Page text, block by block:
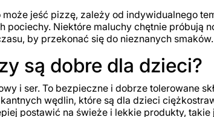
jeść pizzę, zależy od indywidualnego
pociechy. Niektóre maluchy chętnie próbują
by przekonać się do nieznanych smaków.
są dobre dla dzieci?
i ser. To bezpieczne i dobrze tolerowane
wędlin, które są dla dzieci
postawić na świeże i lekkie produkty,